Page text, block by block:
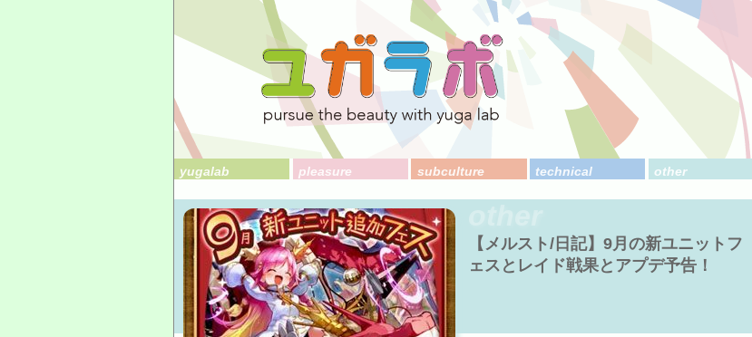
yugalab pleasure subculture technical other
【メルスト/日記】9月の新ユニットフ
ェスとレイド戦果とアプデ予告！